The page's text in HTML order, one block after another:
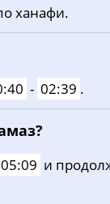
12:43
12:43
ханафи.
- 02:39 .
05:09 и